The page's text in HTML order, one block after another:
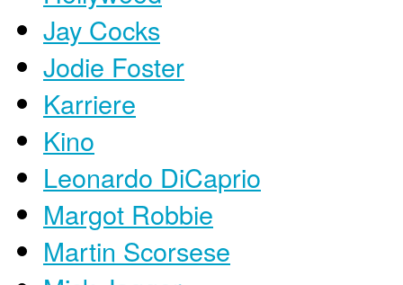
Jay Cocks
Jodie Foster
Karriere
Kino
Leonardo DiCaprio
Margot Robbie
Martin Scorsese